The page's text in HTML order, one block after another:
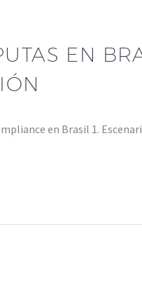
EN
en Brasil 1.